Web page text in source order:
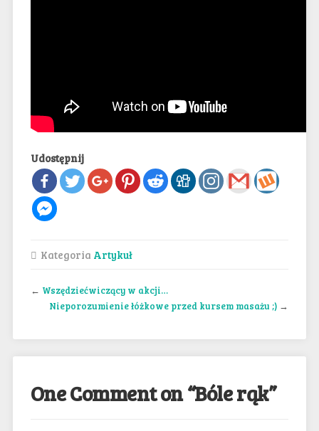
Udostępnij
Kategoria Artykuł
← Wszędziećwiczący w akcji…
Nieporozumienie łóżkowe przed kursem masażu ;) →
One Comment on “Bóle rąk”